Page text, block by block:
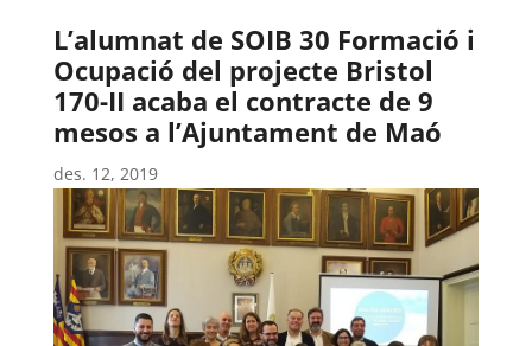
L’alumnat de SOIB 30 Formació i
Ocupació del projecte Bristol
170-II acaba el contracte de 9
mesos a l’Ajuntament de Maó
des. 12, 2019